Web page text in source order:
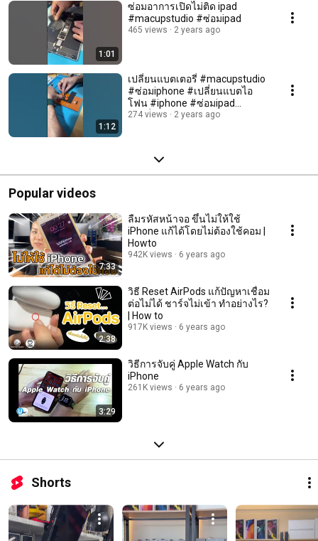
1:01
ซ่อมอาการเปิดไม่ติด ipad
#macupstudio #ซ่อมipad
465 views 2 years ago
1:12
เปลี่ยนแบตเตอรี่ #macupstudio
#ซ่อมiphone #เปลี่ยนแบตไอ
โฟน #iphone #ซ่อมipad
#เปลี่ยนแบตไอโฟนขอนแก่น
274 views 2 years ago
Popular videos
7:33
ลืมรหัสหน้าจอ ขึ้นไม่ให้ใช้
iPhone แก้ได้โดยไม่ต้องใช้คอม |
Howto
942K views 6 years ago
2:38
วิธี Reset AirPods แก้ปัญหาเชื่อม
ต่อไม่ได้ ชาร์จไม่เข้า ทำอย่างไร?
| How to
917K views 6 years ago
3:29
วิธีการจับคู่ Apple Watch กับ
iPhone
261K views 6 years ago
Shorts